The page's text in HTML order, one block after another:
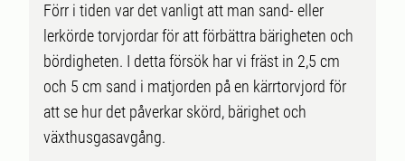
Förr i tiden var det vanligt att man sand- eller
lerkörde torvjordar för att förbättra bärigheten och
bördigheten. I detta försök har vi fräst in 2,5 cm
och 5 cm sand i matjorden på en kärrtorvjord för
att se hur det påverkar skörd, bärighet och
växthusgasavgång.